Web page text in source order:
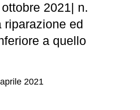
2021| n.
riparazione ed
a quello
2021